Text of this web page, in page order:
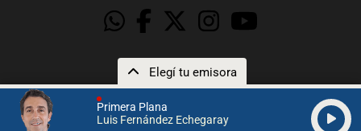
Primera Plana
Luis Fernández Echegaray
Elegí tu emisora